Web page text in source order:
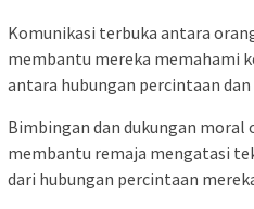
Komunikasi terbuka antara
membantu mereka memahami
antara hubungan percintaan dan
Bimbingan dan dukungan moral
membantu remaja mengatasi
dari hubungan percintaan